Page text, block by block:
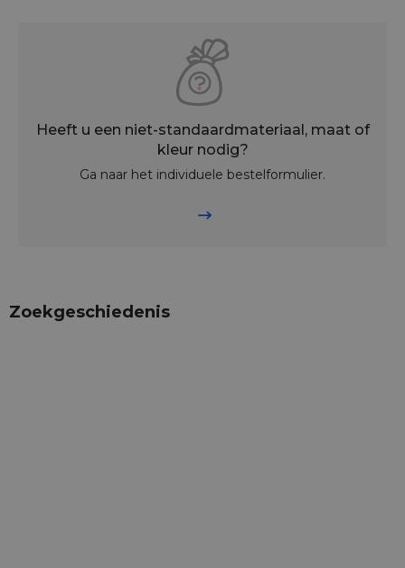
Heeft u een niet-standaardmateriaal, maat of
kleur nodig?
Ga naar het individuele bestelformulier.
Zoekgeschiedenis